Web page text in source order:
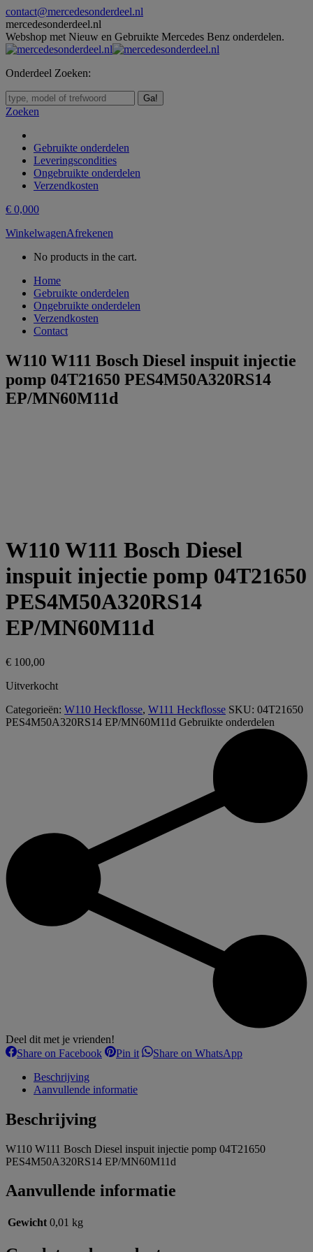
Skip
to
content
contact@mercedesonderdeel.nl
mercedesonderdeel.nl
Webshop met Nieuw en Gebruikte Mercedes Benz onderdelen.
Onderdeel Zoeken:
Zoeken:
Zoeken
Gebruikte onderdelen
Leveringscondities
Ongebruikte onderdelen
Verzendkosten
€ 0,000
WinkelwagenAfrekenen
No products in the cart.
Home
Gebruikte onderdelen
Ongebruikte onderdelen
Verzendkosten
Contact
W110 W111 Bosch Diesel inspuit injectie
pomp 04T21650 PES4M50A320RS14
EP/MN60M11d
W110 W111 Bosch Diesel
inspuit injectie pomp 04T21650
PES4M50A320RS14
EP/MN60M11d
€ 100,00
Uitverkocht
Categorieën: W110 Heckflosse, W111 Heckflosse SKU: 04T21650
PES4M50A320RS14 EP/MN60M11d Gebruikte onderdelen
Deel dit met je vrienden!
Share on FacebookSharePin itShareShare on WhatsAppShare
Beschrijving
Aanvullende informatie
Beschrijving
W110 W111 Bosch Diesel inspuit injectie pomp 04T21650
PES4M50A320RS14 EP/MN60M11d
Aanvullende informatie
Gewicht 0,01 kg